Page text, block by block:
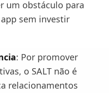
um obstáculo para
sem investir
: Por promover
o SALT não é
relacionamentos